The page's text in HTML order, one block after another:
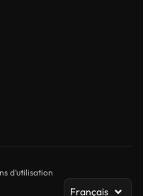
d’utilisation
Français